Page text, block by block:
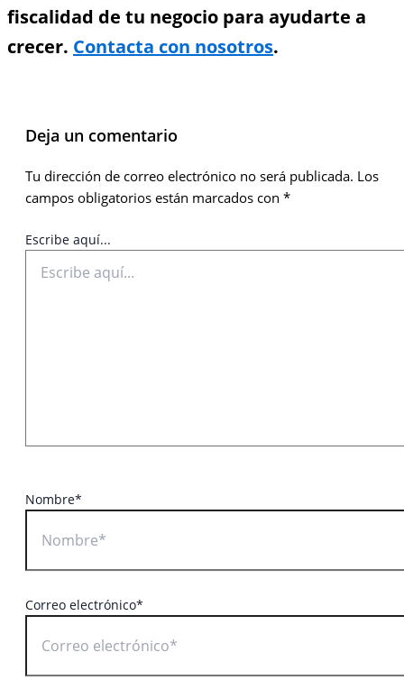
fiscalidad de tu negocio para ayudarte a
crecer. Contacta con nosotros.
Deja un comentario
Tu dirección de correo electrónico no será publicada. Los
campos obligatorios están marcados con *
Escribe aquí...
Nombre*
Correo electrónico*